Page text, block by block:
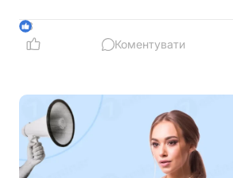
довіреності на уповноваженого
3
Коментувати